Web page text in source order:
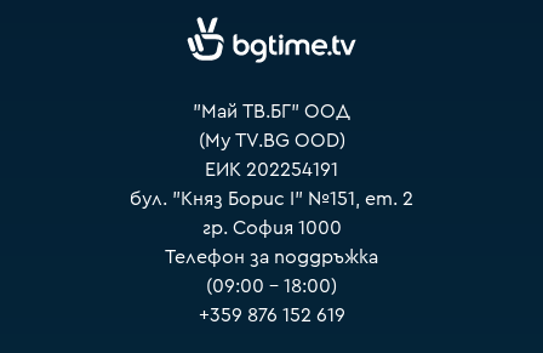
"Май ТВ.БГ" ООД
(My TV.BG OOD)
ЕИК 202254191
бул. "Княз Борис I" №151, ет. 2
гр. София 1000
Телефон за поддръжка
(09:00 – 18:00)
+359 876 152 619